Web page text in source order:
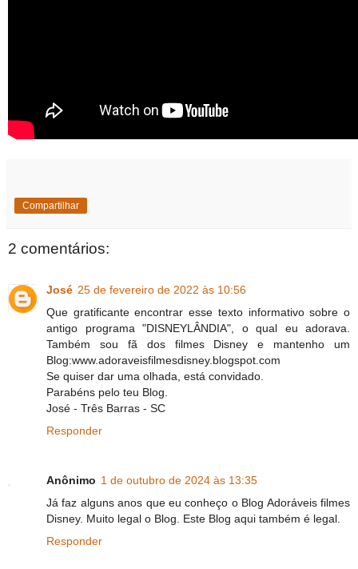
Compartilhar
2 comentários:
José 25 de fevereiro de 2022 às 10:56
Que gratificante encontrar esse texto informativo sobre o
antigo programa "DISNEYLÂNDIA", o qual eu adorava.
Também sou fã dos filmes Disney e mantenho um
Blog:www.adoraveisfilmesdisney.blogspot.com
Se quiser dar uma olhada, está convidado.
Parabéns pelo teu Blog.
José - Três Barras - SC
Responder
Anônimo 1 de outubro de 2024 às 13:35
Já faz alguns anos que eu conheço o Blog Adoráveis filmes
Disney. Muito legal o Blog. Este Blog aqui também é legal.
Responder